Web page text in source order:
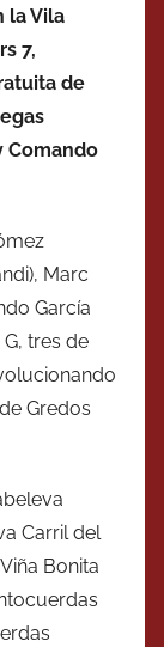
la Vila
7,
de
Comando
Marc
García
tres de
Gredos
Carril del
Bonita